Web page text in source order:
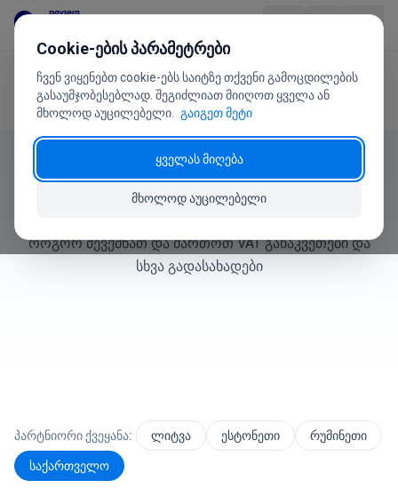
გადასვლა შინაარსზე
პროდუქტი
ინდუსტრიები
ფასები
ხ.დ.კ.
შესვლა
მთავარი
მომხმარებლის სახელმძღვანელო
გადასახადები
გადასახადები
როგორ შევქმნათ და მართოთ VAT განაკვეთები და
სხვა გადასახადები
პარტნიორი ქვეყანა: ლიტვა ესტონეთი რუმინეთი
საქართველო
Cookie-ების პარამეტრები
ჩვენ ვიყენებთ cookie-ებს საიტზე თქვენი გამოცდილების
გასაუმჯობესებლად. შეგიძლიათ მიიღოთ ყველა ან
მხოლოდ აუცილებელი.
გაიგეთ მეტი
მხოლოდ აუცილებელი
ყველას მიღება